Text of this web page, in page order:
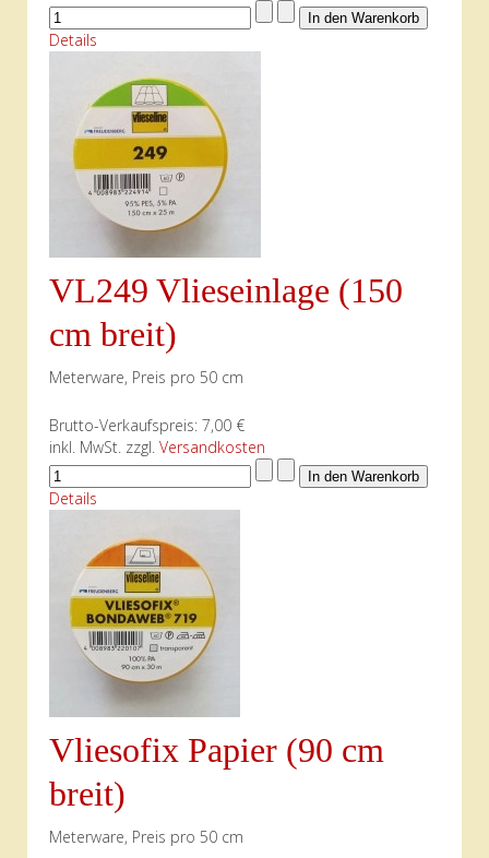
Details
VL249 Vlieseinlage (150
cm breit)
Meterware, Preis pro 50 cm
Brutto-Verkaufspreis: 7,00 €
inkl. MwSt. zzgl. Versandkosten
Details
Vliesofix Papier (90 cm
breit)
Meterware, Preis pro 50 cm